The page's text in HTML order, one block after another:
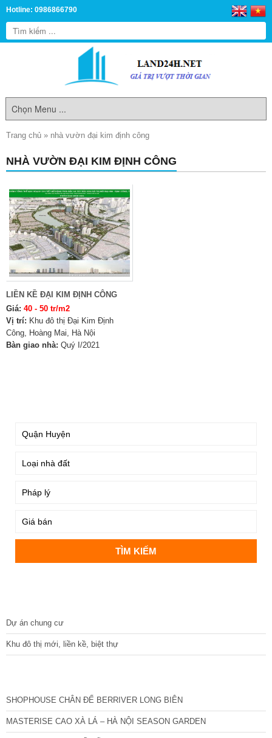
Hotline: 0986866790
Trang chủ » nhà vườn đại kim định công
NHÀ VƯỜN ĐẠI KIM ĐỊNH CÔNG
LIỀN KỀ ĐẠI KIM ĐỊNH CÔNG
Giá: 40 - 50 tr/m2
Vị trí: Khu đô thị Đại Kim Định
Công, Hoàng Mai, Hà Nội
Bàn giao nhà: Quý I/2021
Dự án chung cư
Khu đô thị mới, liền kề, biệt thự
SHOPHOUSE CHÂN ĐẾ BERRIVER LONG BIÊN
MASTERISE CAO XÀ LÁ – HÀ NỘI SEASON GARDEN